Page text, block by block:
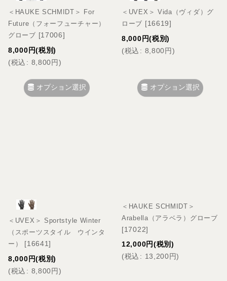
＜HAUKE SCHMIDT＞ For
Future（フォーフューチャー）
グローブ [17006]
8,000 円(税別)
(税込 : 8,800円)
オプション選択
＜UVEX＞ Vida（ヴィダ）グ
ローブ [16619]
8,000 円(税別)
(税込 : 8,800円)
オプション選択
＜UVEX＞ Sportstyle Winter
（スポーツスタイル ウインタ
ー）
[16641]
8,000 円(税別)
(税込 : 8,800円)
＜HAUKE SCHMIDT＞
Arabella（アラベラ）グローブ
[17022]
12,000円(税別)
(税込 : 13,200円)